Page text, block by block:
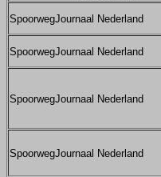
SpoorwegJournaal Nederland
SpoorwegJournaal Nederland
SpoorwegJournaal Nederland
SpoorwegJournaal Nederland